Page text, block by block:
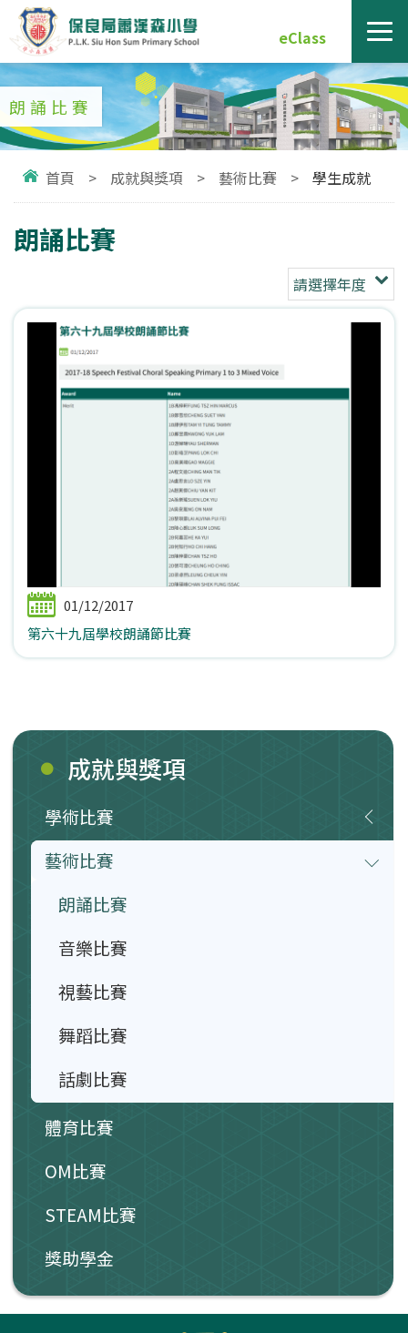
eClass
朗誦比賽
首頁 > 成就與獎項 > 藝術比賽 > 學生成就
朗誦比賽
請選擇年度
01/12/2017
第六十九屆學校朗誦節比賽
成就與獎項
學術比賽
藝術比賽
朗誦比賽
音樂比賽
視藝比賽
舞蹈比賽
話劇比賽
體育比賽
OM比賽
STEAM比賽
獎助學金